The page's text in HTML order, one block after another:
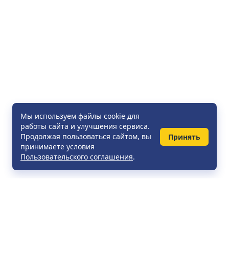
Мы используем файлы cookie для
работы сайта и улучшения сервиса.
Продолжая пользоваться сайтом, вы
принимаете условия
Пользовательского соглашения.
Принять